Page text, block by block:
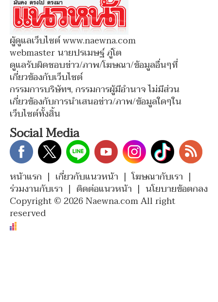
ผู้ดูแลเว็บไซต์ www.naewna.com
webmaster นายปรเมษฐ์ ภู่โต
ดูแลรับผิดชอบข่าว/ภาพ/โฆษณา/ข้อมูลอื่นๆที่
เกี่ยวข้องกับเว็บไซต์
กรรมการบริษัทฯ, กรรมการผู้มีอำนาจ ไม่มีส่วน
เกี่ยวข้องกับการนำเสนอข่าว/ภาพ/ข้อมูลใดๆใน
เว็บไซต์ทั้งสิ้น
Social Media
หน้าแรก | เกี่ยวกับแนวหน้า | โฆษณากับเรา |
ร่วมงานกับเรา | ติดต่อแนวหน้า | นโยบายข้อตกลง
Copyright © 2026 Naewna.com All right
reserved